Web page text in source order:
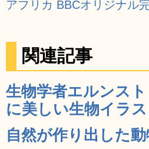
アフリカ BBCオリジナル
関連記事
生物学者エルンス
に美しい生物イラ
自然が作り出した